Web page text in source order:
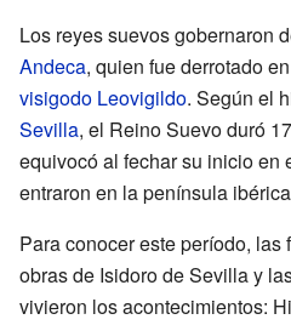
Los reyes suevos gobernaron
Andeca, quien fue derrotado
visigodo Leovigildo. Según el
Sevilla, el Reino Suevo duró
equivocó al fechar su inicio en
entraron en la península
Para conocer este período,
obras de Isidoro de Sevilla y
vivieron los acontecimientos: